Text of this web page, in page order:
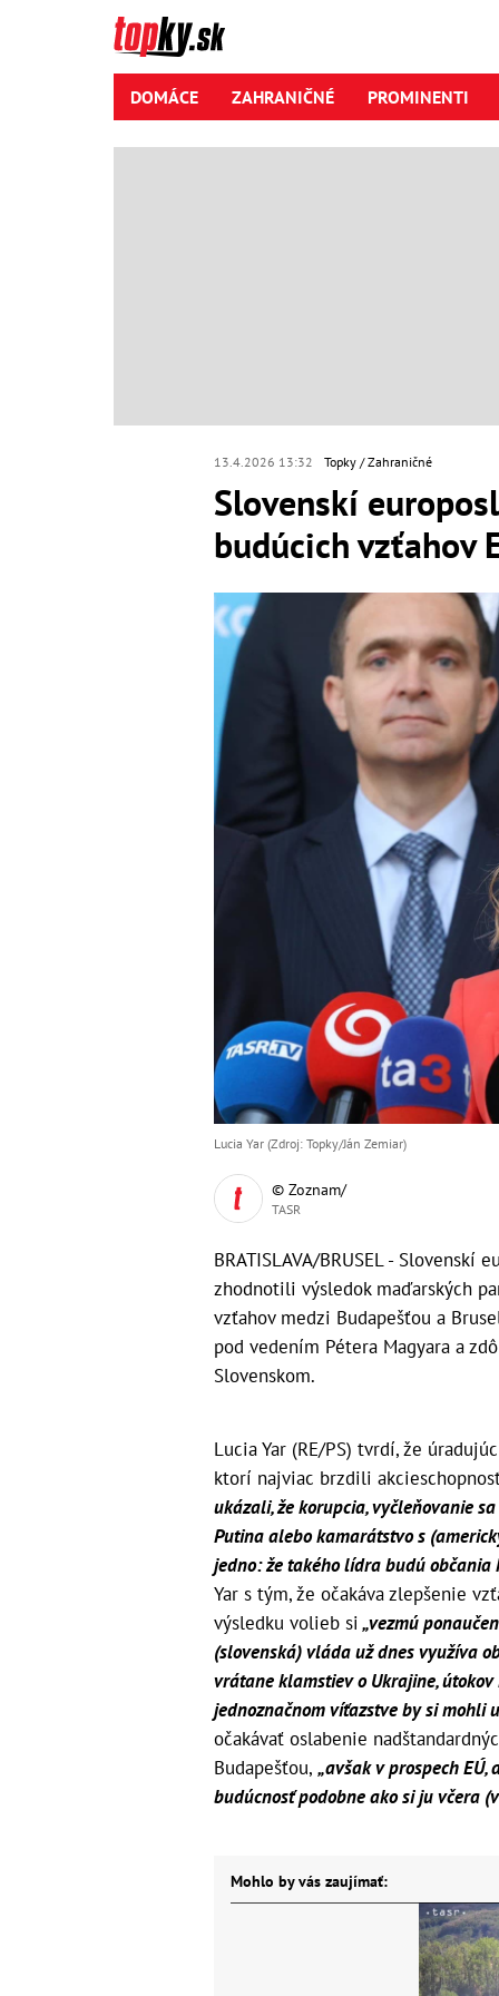
DOMÁCE ZAHRANIČNÉ PROMINENTI
13.4.2026 13:32 Topky Zahraničné
Slovenskí
budúcich vzťahov
Lucia Yar (Zdroj: Topky/Ján Zemiar)
© Zoznam/
TASR
BRATISLAVA/BRUSEL -
zhodnotili výsledok maďarských
vzťahov medzi Budapešťou a
pod vedením Pétera Magyara a
Slovenskom.
Lucia Yar (RE/PS) tvrdí, že
ktorí najviac brzdili
ukázali, že korupcia, vyčleňovanie
Putina alebo kamarátstvo s
jedno: že takého lídra budú občania
Yar s tým, že očakáva zlepšenie
výsledku volieb si„vezmú
(slovenská) vláda už dnes využíva
vrátane klamstiev o Ukrajine,
jednoznačnom víťazstve by si mohli
očakávať oslabenie
Budapešťou, „avšak v prospech
budúcnosť podobne ako si ju včera
Mohlo by vás zaujímať: